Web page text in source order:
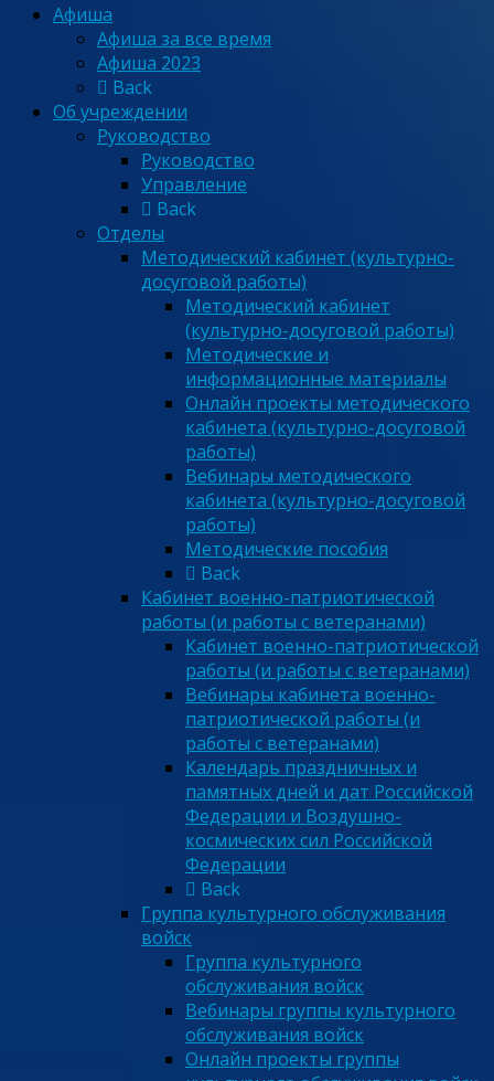
Афиша
Афиша за все время
Афиша 2023
Back
Об учреждении
Руководство
Руководство
Управление
Back
Отделы
Методический кабинет (культурно-
досуговой работы)
Методический кабинет
(культурно-досуговой работы)
Методические и
информационные материалы
Онлайн проекты методического
кабинета (культурно-досуговой
работы)
Вебинары методического
кабинета (культурно-досуговой
работы)
Методические пособия
Back
Кабинет военно-патриотической
работы (и работы с ветеранами)
Кабинет военно-патриотической
работы (и работы с ветеранами)
Вебинары кабинета военно-
патриотической работы (и
работы с ветеранами)
Календарь праздничных и
памятных дней и дат Российской
Федерации и Воздушно-
космических сил Российской
Федерации
Back
Группа культурного обслуживания
войск
Группа культурного
обслуживания войск
Вебинары группы культурного
обслуживания войск
Онлайн проекты группы